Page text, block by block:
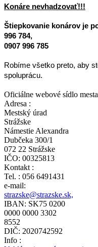
Konáre nevhadzovať!!!
Štiepkovanie konárov je
996 784,
0907 996 785
Robíme všetko preto, aby
spoluprácu.
Oficiálne webové sídlo
Adresa :
Mestský úrad
Strážske
Námestie Alexandra
Dubčeka 300/1
072 22 Strážske
IČO: 00325813
Kontakt :
Tel. : 056 6491431
e-mail:
strazske@strazske.sk,
IBAN: SK75 0200
0000 0000 3302
8552
DIČ: 2020742592
Info :